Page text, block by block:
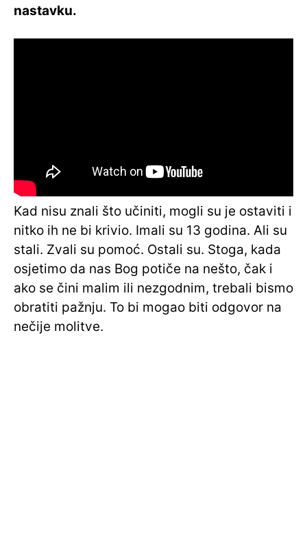
nastavku.
Kad nisu znali što učiniti, mogli su je ostaviti i
nitko ih ne bi krivio. Imali su 13 godina. Ali su
stali. Zvali su pomoć. Ostali su. Stoga, kada
osjetimo da nas Bog potiče na nešto, čak i
ako se čini malim ili nezgodnim, trebali bismo
obratiti pažnju. To bi mogao biti odgovor na
nečije molitve.